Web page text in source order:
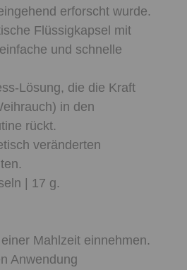
erforscht wurde.
Flüssigkapsel mit
und schnelle
Lösung, die die Kraft
in den
rückt.
veränderten
| 17 g.
Mahlzeit einnehmen.
Anwendung